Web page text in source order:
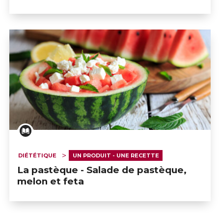
DIÉTÉTIQUE UN PRODUIT - UNE RECETTE
La pastèque - Salade de pastèque,
melon et feta